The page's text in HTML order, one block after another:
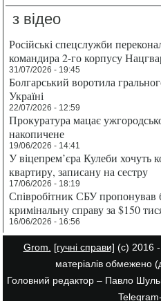
з відео
Російські спецслужби
командира 2-го корпусу
31/07/2026 - 19:45
Болгарський воротила
Україні
22/07/2026 - 12:59
Прокуратура мацає
накопичене
19/06/2026 - 14:41
У віцепрем’єра Кулеби хочуть
квартиру, записану на сестру
17/06/2026 - 18:19
Співробітник СБУ пропонував
кримінальну справу за $150
16/06/2026 - 16:56
Grom. [гучні справи] (с) 2016
матеріалів обмежено
Головний редактор – Павло